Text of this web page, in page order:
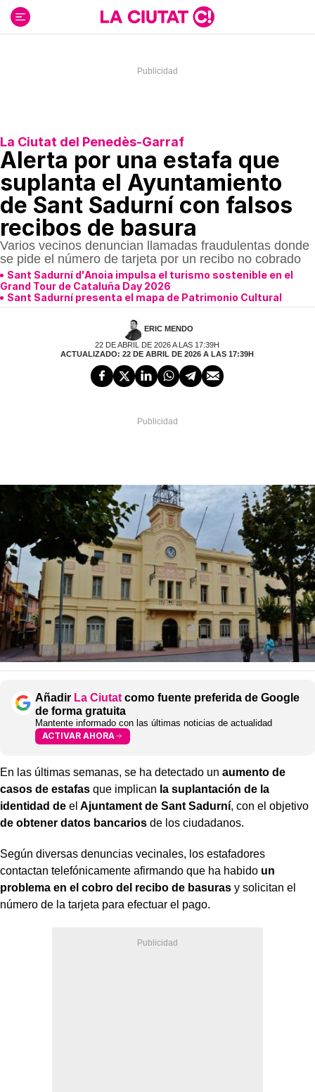
contenido
La Ciutat del Penedès-Garraf
Alerta por una estafa que
suplanta el Ayuntamiento
de Sant Sadurní con falsos
recibos de basura
Varios vecinos denuncian llamadas fraudulentas donde
se pide el número de tarjeta por un recibo no cobrado
Sant Sadurní d'Anoia impulsa el turismo sostenible en el
Grand Tour de Cataluña Day 2026
Sant Sadurní presenta el mapa de Patrimonio Cultural
ERIC MENDO
22 DE ABRIL DE 2026 A LAS 17:39H
ACTUALIZADO: 22 DE ABRIL DE 2026 A LAS 17:39H
Añadir La Ciutat como fuente preferida de Google
de forma gratuita
Mantente informado con las últimas noticias de actualidad
ACTIVAR AHORA
En las últimas semanas, se ha detectado un aumento de
casos de estafas que implican la suplantación de la
identidad de el Ajuntament de Sant Sadurní, con el objetivo
de obtener datos bancarios de los ciudadanos.
Según diversas denuncias vecinales, los estafadores
contactan telefónicamente afirmando que ha habido un
problema en el cobro del recibo de basuras y solicitan el
número de la tarjeta para efectuar el pago.